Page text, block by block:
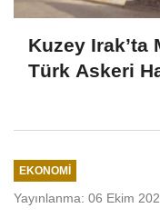
Kuzey Irak’ta
Türk Askeri
EKONOMI
Yayınlanma: 06 Ekim